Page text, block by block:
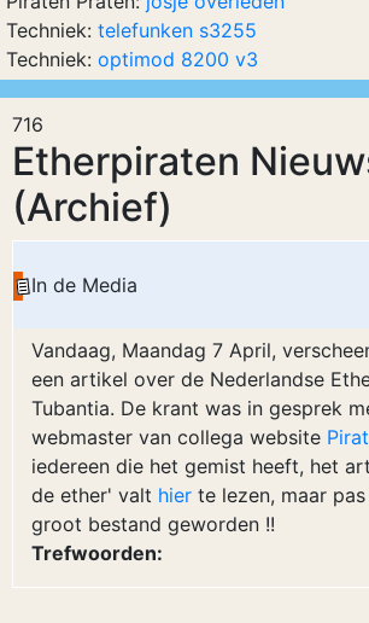
716
Etherpiraten
(Archief)
In de Media
Vandaag, Maandag 7 April,
een artikel over de Nederlandse
Tubantia. De krant was in gesprek
webmaster van collega website
iedereen die het gemist heeft, het
de ether' valt hier te lezen, maar
groot bestand geworden !!
Trefwoorden:
Techniek: telefunken s3255
Techniek: optimod 8200 v3